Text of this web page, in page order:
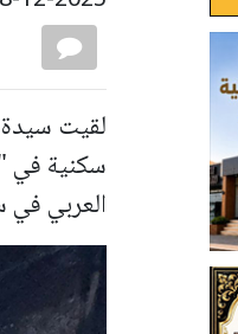
لقيت
سكنية في
العربي في